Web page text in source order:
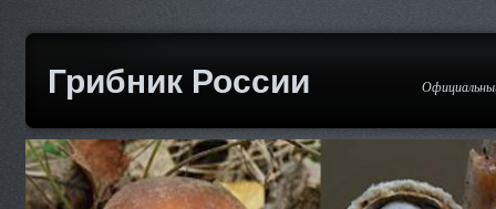
Грибник России